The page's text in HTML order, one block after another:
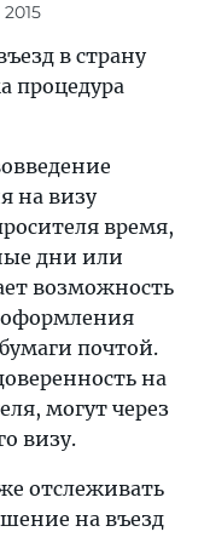
2015
в страну
процедура
на визу
время,
дни или
возможность
оформления
почтой.
на
могут через
визу.
отслеживать
на въезд